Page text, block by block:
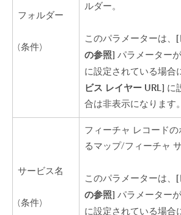
フォルダー
(条件)
ルダー。
このパラメーターは、
の参照] パラメーターが
に設定されている場合
ビス レイヤー URL] に
合は非表示になります。
サービス名
(条件)
フィーチャ レコード
るマップ/フィーチャ
このパラメーターは、
の参照] パラメーターが
に設定されている場合